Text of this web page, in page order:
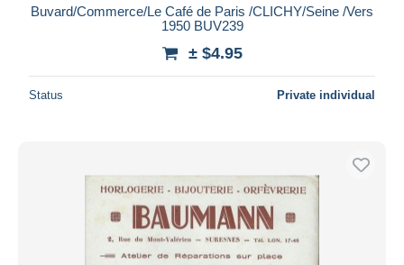
Buvard/Commerce/Le Café de Paris /CLICHY/Seine /Vers
1950 BUV239
± $4.95
Status Private individual